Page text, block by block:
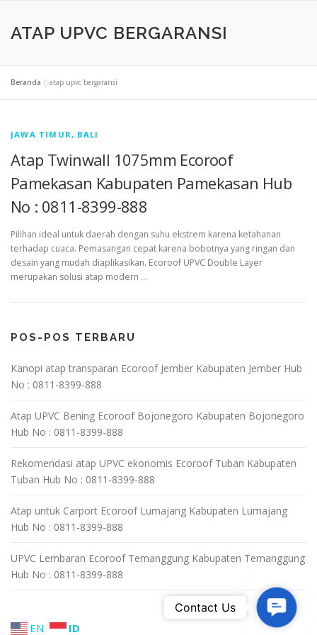
ATAP UPVC BERGARANSI
Beranda »atap upvc bergaransi
JAWA TIMUR, BALI
Atap Twinwall 1075mm Ecoroof
Pamekasan Kabupaten Pamekasan Hub
No : 0811-8399-888
Pilihan ideal untuk daerah dengan suhu ekstrem karena ketahanan
terhadap cuaca. Pemasangan cepat karena bobotnya yang ringan dan
desain yang mudah diaplikasikan. Ecoroof UPVC Double Layer
merupakan solusi atap modern …
POS-POS TERBARU
Kanopi atap transparan Ecoroof Jember Kabupaten Jember Hub
No : 0811-8399-888
Atap UPVC Bening Ecoroof Bojonegoro Kabupaten Bojonegoro
Hub No : 0811-8399-888
Rekomendasi atap UPVC ekonomis Ecoroof Tuban Kabupaten
Tuban Hub No : 0811-8399-888
Atap untuk Carport Ecoroof Lumajang Kabupaten Lumajang
Hub No : 0811-8399-888
UPVC Lembaran Ecoroof Temanggung Kabupaten Temanggung
Hub No : 0811-8399-888
EN ID
Contact
Contact Us